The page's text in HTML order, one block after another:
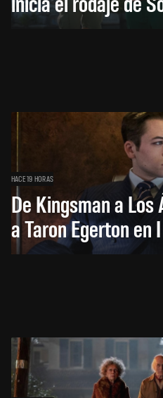
HACE 19 HORAS
De Kingsman a
a Taron Egerton en